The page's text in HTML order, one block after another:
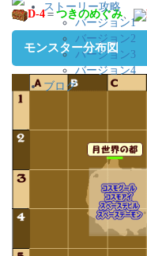
ストーリー攻略
バージョン1
バージョン2
バージョン3
バージョン4
ブログ
D-4＝ つきのめぐみ、
モンスター分布図